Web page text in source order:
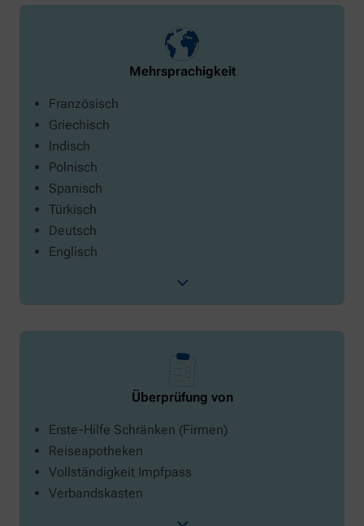
Mehrsprachigkeit
Französisch
Griechisch
Indisch
Polnisch
Spanisch
Türkisch
Deutsch
Englisch
Überprüfung von
Erste-Hilfe Schränken (Firmen)
Reiseapotheken
Vollständigkeit Impfpass
Verbandskasten